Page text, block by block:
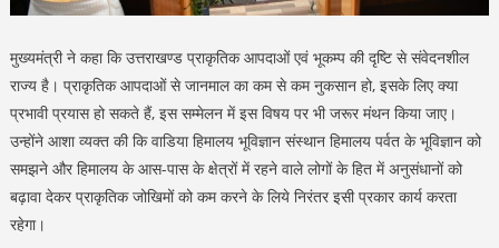
मुख्यमंत्री ने कहा कि उत्तराखण्ड प्राकृतिक आपदाओं एवं भूकम्प की दृष्टि से संवेदनशील
राज्य है। प्राकृतिक आपदाओं से जानमाल का कम से कम नुकसान हो, इसके लिए क्या
प्रभावी प्रयास हो सकते हैं, इस सम्मेलन में इस विषय पर भी जरूर मंथन किया जाए।
उन्होंने आशा व्यक्त की कि वाडिया हिमालय भूविज्ञान संस्थान हिमालय पर्वत के भूविज्ञान को
समझने और हिमालय के आस-पास के क्षेत्रों में रहने वाले लोगों के हित में अनुसंधानों को
बढ़ावा देकर प्राकृतिक जोखिमों को कम करने के लिये निरंतर इसी प्रकार कार्य करता
रहेगा।